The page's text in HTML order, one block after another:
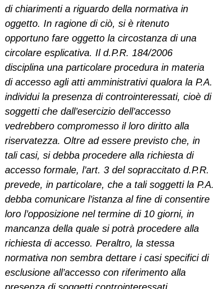
di chiarimenti a riguardo della normativa in
oggetto. In ragione di ciò, si è ritenuto
opportuno fare oggetto la circostanza di una
circolare esplicativa. Il d.P.R. 184/2006
disciplina una particolare procedura in materia
di accesso agli atti amministrativi qualora la P.A.
individui la presenza di controinteressati, cioè di
soggetti che dall’esercizio dell’accesso
vedrebbero compromesso il loro diritto alla
riservatezza. Oltre ad essere previsto che, in
tali casi, si debba procedere alla richiesta di
accesso formale, l’art. 3 del sopraccitato d.P.R.
prevede, in particolare, che a tali soggetti la P.A.
debba comunicare l’istanza al fine di consentire
loro l’opposizione nel termine di 10 giorni, in
mancanza della quale si potrà procedere alla
richiesta di accesso. Peraltro, la stessa
normativa non sembra dettare i casi specifici di
esclusione all’accesso con riferimento alla